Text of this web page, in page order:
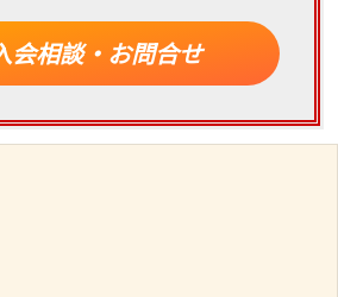
会相談・お問合せ